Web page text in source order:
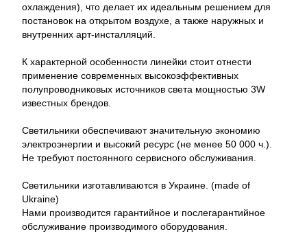
охлаждения), что делает их идеальным решением для
постановок на открытом воздухе, а также наружных и
внутренних арт-инсталляций.
К характерной особенности линейки стоит отнести
применение современных высокоэффективных
полупроводниковых источников света мощностью 3W
известных брендов.
Светильники обеспечивают значительную экономию
электроэнергии и высокий ресурс (не менее 50 000 ч.).
Не требуют постоянного сервисного обслуживания.
Светильники изготавливаются в Украине. (made of
Ukraine)
Нами производится гарантийное и послегарантийное
обслуживание производимого оборудования.